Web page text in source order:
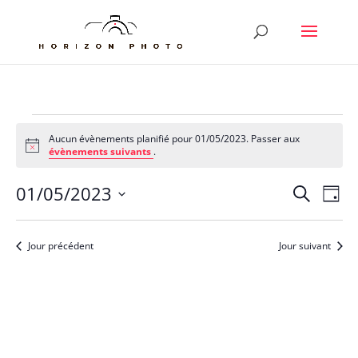
for
Notice
Aucun évènements planifié pour 01/05/2023. Passer aux
évènements suivants .
de
Recherche
de
Jour
01/05/2023
Sélectionnez
date.
Jour précédent Jour suivant